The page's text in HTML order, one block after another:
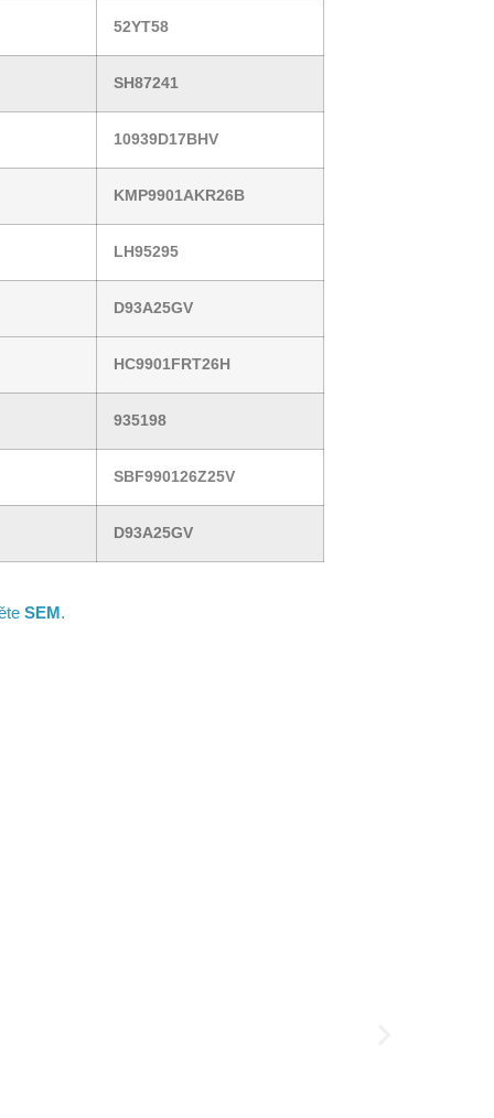
52YT58
SH87241
10939D17BHV
KMP9901AKR26B
LH95295
D93A25GV
HC9901FRT26H
935198
SBF990126Z25V
D93A25GV
SEM.